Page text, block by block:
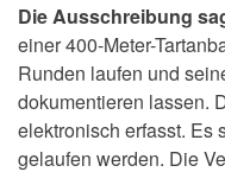
Die Ausschreibung
einer 400-Meter-
Runden laufen und
dokumentieren lassen.
elektronisch erfasst. Es
gelaufen werden. Die